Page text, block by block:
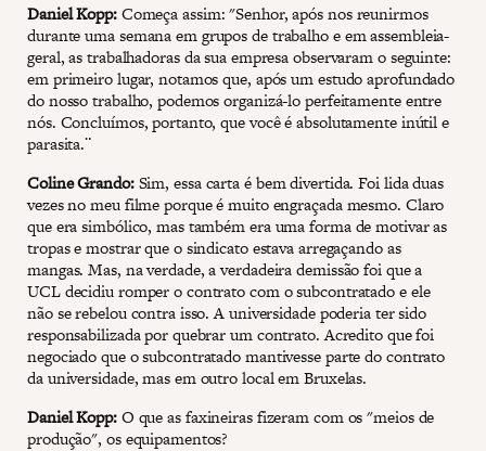
Daniel Kopp:Começa assim: "Senhor, após nos reunirmos
durante uma semana em grupos de trabalho e em assembleia-
geral, as trabalhadoras da sua empresa observaram o seguinte:
em primeiro lugar, notamos que, após um estudo aprofundado
do nosso trabalho, podemos organizá-lo perfeitamente entre
nós. Concluímos, portanto, que você é absolutamente inútil e
parasita.¨
Coline Grando:Sim, essa carta é bem divertida. Foi lida duas
vezes no meu filme porque é muito engraçada mesmo. Claro
que era simbólico, mas também era uma forma de motivar as
tropas e mostrar que o sindicato estava arregaçando as
mangas. Mas, na verdade, a verdadeira demissão foi que a
UCL decidiu romper o contrato com o subcontratado e ele
não se rebelou contra isso. A universidade poderia ter sido
responsabilizada por quebrar um contrato. Acredito que foi
negociado que o subcontratado mantivesse parte do contrato
da universidade, mas em outro local em Bruxelas.
Daniel Kopp:O que as faxineiras fizeram com os "meios de
produção", os equipamentos?